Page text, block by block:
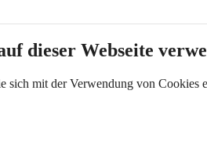
dieser Webseite
sich mit der Verwendung von Cookies